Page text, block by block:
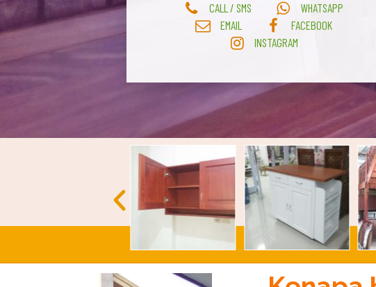
CALL / SMS
WHATSAPP
EMAIL
FACEBOOK
INSTAGRAM